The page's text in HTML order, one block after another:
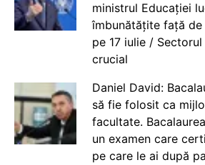
ministrul Educației
îmbunătățite față
pe 17 iulie /
crucial
Daniel David:
să fie folosit ca
facultate.
un examen care
pe care le ai după